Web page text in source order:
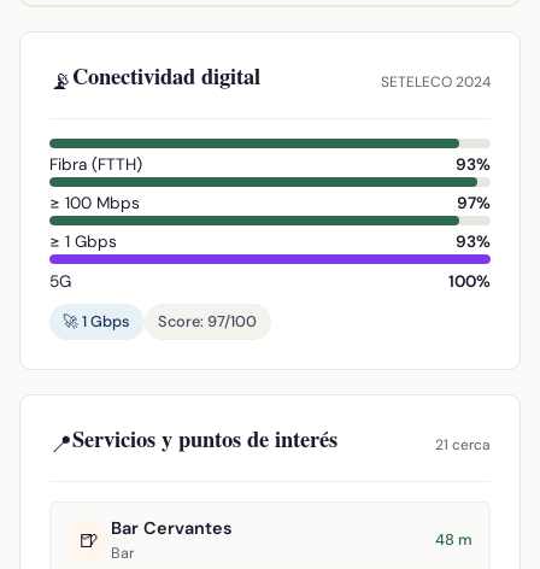
📡Conectividad digital SETELECO 2024
Fibra (FTTH)
93%
≥ 100 Mbps
97%
≥ 1 Gbps
93%
5G
100%
🚀 1 Gbps
Score: 97/100
📍Servicios y puntos de interés 21 cerca
🍺 Bar Cervantes
Bar
48 m